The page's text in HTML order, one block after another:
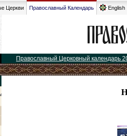
Церкви Православный Календарь English
Православный Церковный календарь